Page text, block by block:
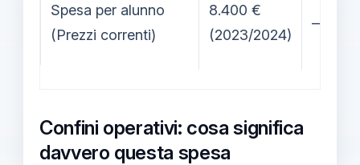
Spesa per alunno
(Prezzi correnti)
8.400 €
(2023/2024)
—
Confini operativi: cosa significa
davvero questa spesa